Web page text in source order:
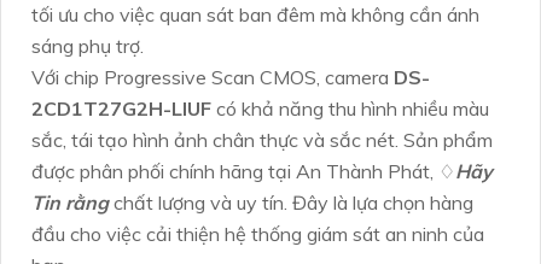
tối ưu cho việc quan sát ban đêm mà không cần ánh
sáng phụ trợ.
Với chip Progressive Scan CMOS, camera DS-
2CD1T27G2H-LIUF có khả năng thu hình nhiều màu
sắc, tái tạo hình ảnh chân thực và sắc nét. Sản phẩm
được phân phối chính hãng tại An Thành Phát, ♢Hãy
Tin rằngchất lượng và uy tín. Đây là lựa chọn hàng
đầu cho việc cải thiện hệ thống giám sát an ninh của